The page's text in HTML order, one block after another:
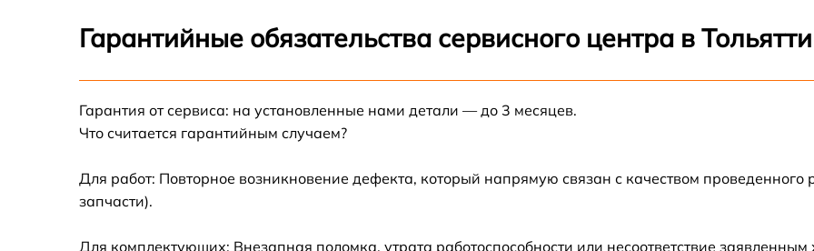
Замена материнской платы
Профилактическая чистка от 60 мин
Гарантийные обязательства сервисного центра в Тольятти
Гарантия от сервиса: на установленные нами детали — до 3 месяцев.
Что считается гарантийным случаем?
Для работ: Повторное возникновение дефекта, который напрямую связан с качеством
запчасти).
Для комплектующих: Внезапная поломка, утрата работоспособности или несоответствие